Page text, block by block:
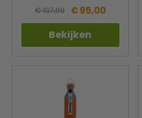
€ 107,99 € 95,00
Bekijken